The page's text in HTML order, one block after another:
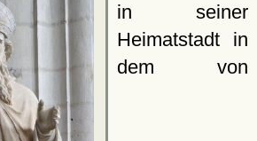
in seiner
Heimatstadt in
dem von